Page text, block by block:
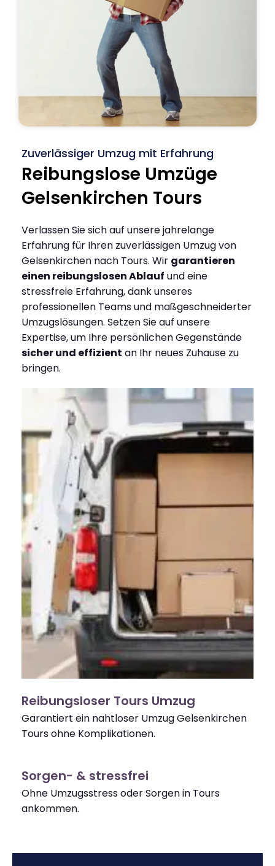
Zuverlässiger Umzug mit Erfahrung
Reibungslose Umzüge
Gelsenkirchen Tours
Verlassen Sie sich auf unsere jahrelange
Erfahrung für Ihren zuverlässigen Umzug von
Gelsenkirchen nach Tours. Wir garantieren
einen reibungslosen Ablauf und eine
stressfreie Erfahrung, dank unseres
professionellen Teams und maßgeschneiderter
Umzugslösungen. Setzen Sie auf unsere
Expertise, um Ihre persönlichen Gegenstände
sicher und effizient an Ihr neues Zuhause zu
bringen.
Reibungsloser Tours Umzug
Garantiert ein nahtloser Umzug Gelsenkirchen
Tours ohne Komplikationen.
Sorgen- & stressfrei
Ohne Umzugsstress oder Sorgen in Tours
ankommen.